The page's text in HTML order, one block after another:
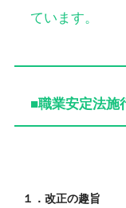
ています。
■職業安定法施
１．改正の趣旨